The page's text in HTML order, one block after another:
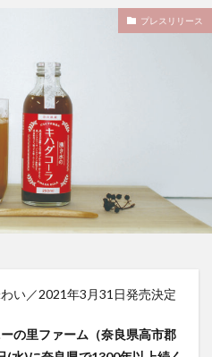
プレスリリース
い／2021年3月31日発売決定
の里ファーム（奈良県高市郡
ヨーロッパ
ローカル
九州
八海醸造株式会社
摂スパイス研究所
十勝夕暮れコーラ
大和コーラ
ーコンシロップ
根県
ポークソテー
ドシロップ
ル
モンスターエナジー